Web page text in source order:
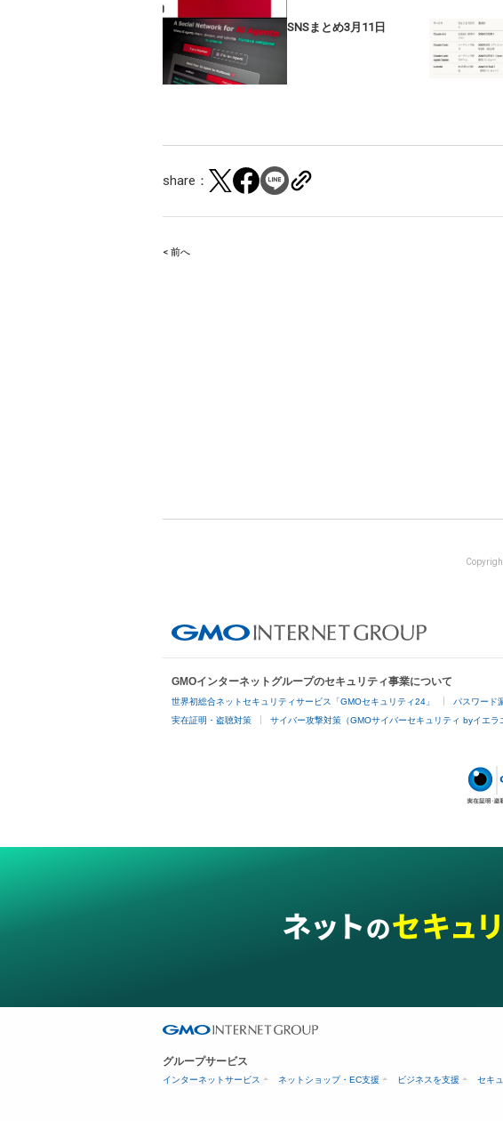
SNSまとめ3月11日
share：
Post
< 前へ
GMOインターネットグループのセキュリティ事業について
世界初総合ネットセキュリティサービス「GMOセキュリティ24」 パスワード
実在証明・盗聴対策 サイバー攻撃対策（GMOサイバーセキュリティ byイエラ
グループサービス
インターネットサービス ネットショップ・EC支援 ビジネスを支援 セキ